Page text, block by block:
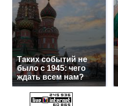
Таких событий не
было с 1945: чего
ждать всем нам?